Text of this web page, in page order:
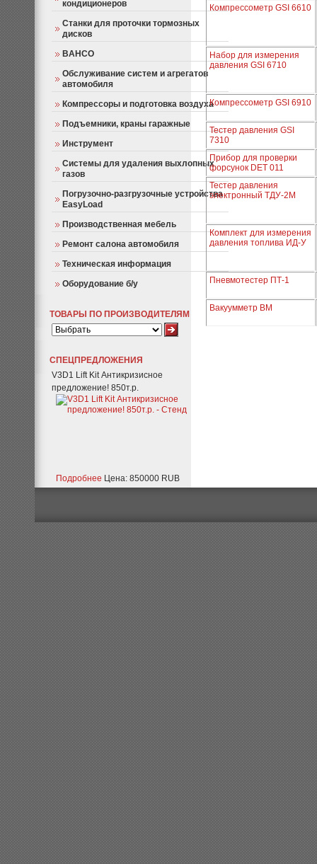
кондиционеров
Станки для проточки тормозных
дисков
BAHCO
Обслуживание систем и агрегатов
автомобиля
Компрессоры и подготовка воздуха
Подъемники, краны гаражные
Инструмент
Системы для удаления выхлопных
газов
Погрузочно-разгрузочные устройства
EasyLoad
Производственная мебель
Ремонт салона автомобиля
Техническая информация
Оборудование б/у
ТОВАРЫ ПО ПРОИЗВОДИТЕЛЯМ
СПЕЦПРЕДЛОЖЕНИЯ
V3D1 Lift Kit Антикризисное
предложение! 850т.р.
Подробнее Цена: 850000 RUB
Компрессометр GSI 6610
Набор для измерения
давления GSI 6710
Компрессометр GSI 6910
Тестер давления GSI
7310
Прибор для проверки
форсунок DET 011
Тестер давления
электронный ТДУ-2М
Комплект для измерения
давления топлива ИД-У
Пневмотестер ПТ-1
Вакуумметр ВМ